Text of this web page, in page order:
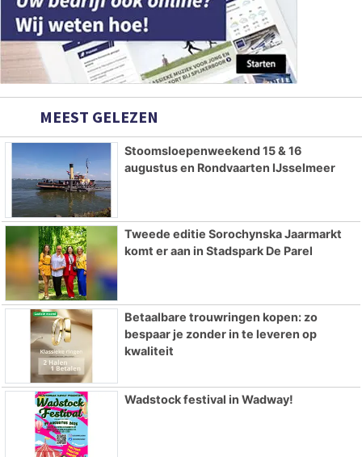
MEEST GELEZEN
Stoomsloepenweekend 15 & 16
augustus en Rondvaarten IJsselmeer
Tweede editie Sorochynska Jaarmarkt
komt er aan in Stadspark De Parel
Betaalbare trouwringen kopen: zo
bespaar je zonder in te leveren op
kwaliteit
Wadstock festival in Wadway!